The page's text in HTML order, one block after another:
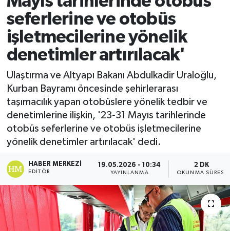
seferlerine ve otobüs
işletmecilerine yönelik
denetimler artırılacak'
Ulaştırma ve Altyapı Bakanı Abdulkadir Uraloğlu,
Kurban Bayramı öncesinde şehirlerarası
taşımacılık yapan otobüslere yönelik tedbir ve
denetimlerine ilişkin, '23-31 Mayıs tarihlerinde
otobüs seferlerine ve otobüs işletmecilerine
yönelik denetimler artırılacak' dedi.
HABER MERKEZI
EDITÖR
19.05.2026 - 10:34
YAYINLANMA
2 DK
OKUNMA SÜRESI
Ekonomi
Sağlık
Tokat Haber